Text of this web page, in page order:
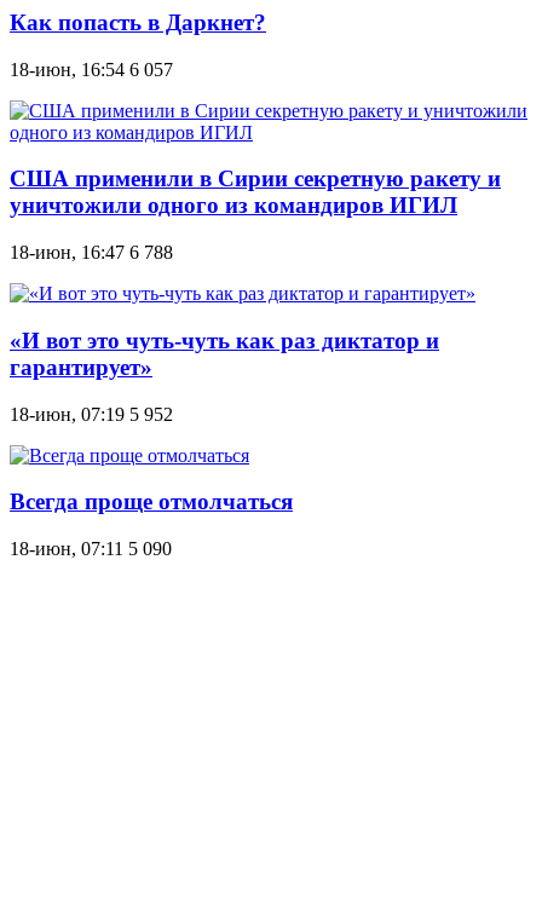
Как попасть в Даркнет?
18-июн, 16:54 6 057
США применили в Сирии секретную ракету и
уничтожили одного из командиров ИГИЛ
18-июн, 16:47 6 788
«И вот это чуть-чуть как раз диктатор и
гарантирует»
18-июн, 07:19 5 952
Всегда проще отмолчаться
18-июн, 07:11 5 090